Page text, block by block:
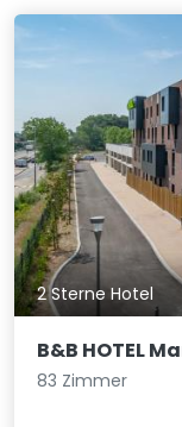
2 Sterne Hotel
B&B HOTEL
83 Zimmer